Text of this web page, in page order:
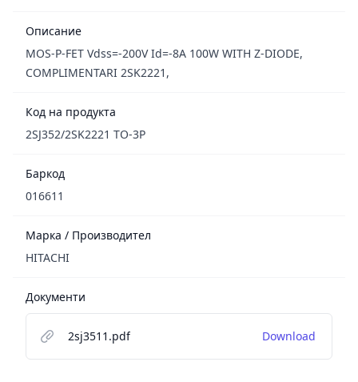
Описание
MOS-P-FET Vdss=-200V Id=-8A 100W WITH Z-DIODE,
COMPLIMENTARI 2SK2221,
Код на продукта
2SJ352/2SK2221 TO-3P
Баркод
016611
Марка / Производител
HITACHI
Документи
2sj3511.pdf Download